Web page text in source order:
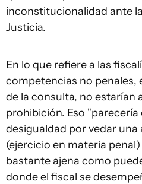
inconstitucionalidad ante
Justicia.
En lo que refiere a las
competencias no penales,
de la consulta, no estarían
prohibición. Eso
desigualdad por vedar
(ejercicio en materia
bastante ajena como
donde el fiscal se